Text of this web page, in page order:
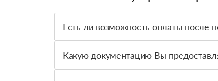
Есть ли возможность оплаты после
вправе от него отказаться.
Какую документацию Вы